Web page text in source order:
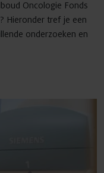
Oncologie Fonds
Hieronder tref je een
onderzoeken en